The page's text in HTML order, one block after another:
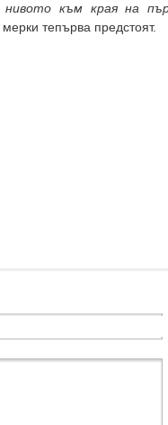
към края на
тепърва предстоят.